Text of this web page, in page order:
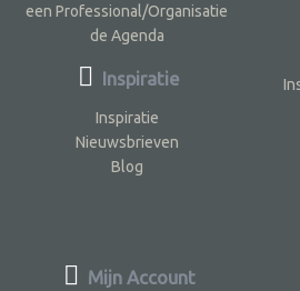
een Professional/Organisatie
de Agenda
Inspiratie
Inspiratie
Nieuwsbrieven
Blog
Mijn Account